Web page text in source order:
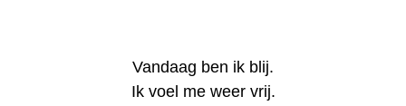
Vandaag ben ik blij.
Ik voel me weer vrij.